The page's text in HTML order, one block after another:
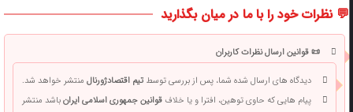
💬 نظرات خود را با ما در میان بگذارید
📜 قوانین ارسال نظرات کاربران
دیدگاه های ارسال شده شما، پس از بررسی توسطتیم اقتصادژورنالمنتشر خواهد شد.
پیام هایی که حاوی توهین، افترا و یا خلافقوانین جمهوری اسلامی ایرانباشد منتشر